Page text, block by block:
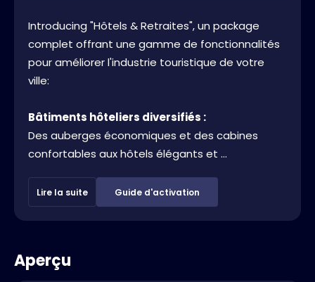
Introducing "Hôtels & Retraites", un package
complet offrant une gamme de fonctionnalités
pour améliorer l'industrie touristique de votre
ville:
Bâtiments hôteliers diversifiés :
Des auberges économiques et des cabines
confortables aux hôtels élégants et ...
Lire la suite Guide d'activation
Aperçu